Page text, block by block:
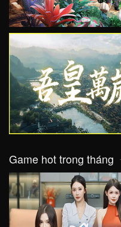
VIEW
Game hot trong tháng
VIEW